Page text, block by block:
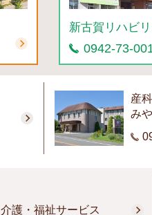
新古賀リハビ
0942-73-
産
み
介護・福祉サービス